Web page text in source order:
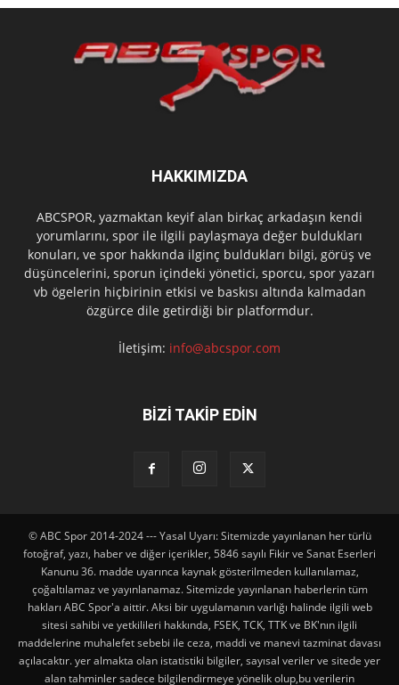
HAKKIMIZDA
ABCSPOR, yazmaktan keyif alan birkaç arkadaşın kendi
yorumlarını, spor ile ilgili paylaşmaya değer buldukları
konuları, ve spor hakkında ilginç buldukları bilgi, görüş ve
düşüncelerini, sporun içindeki yönetici, sporcu, spor yazarı
vb ögelerin hiçbirinin etkisi ve baskısı altında kalmadan
özgürce dile getirdiği bir platformdur.
İletişim: info@abcspor.com
BİZİ TAKİP EDİN
© ABC Spor 2014-2024 --- Yasal Uyarı: Sitemizde yayınlanan her türlü
fotoğraf, yazı, haber ve diğer içerikler, 5846 sayılı Fikir ve Sanat Eserleri
Kanunu 36. madde uyarınca kaynak gösterilmeden kullanılamaz,
çoğaltılamaz ve yayınlanamaz. Sitemizde yayınlanan haberlerin tüm
hakları ABC Spor'a aittir. Aksi bir uygulamanın varlığı halinde ilgili web
sitesi sahibi ve yetkilileri hakkında, FSEK, TCK, TTK ve BK'nın ilgili
maddelerine muhalefet sebebi ile ceza, maddi ve manevi tazminat davası
açılacaktır. yer almakta olan istatistiki bilgiler, sayısal veriler ve sitede yer
alan tahminler sadece bilgilendirmeye yönelik olup,bu verilerin